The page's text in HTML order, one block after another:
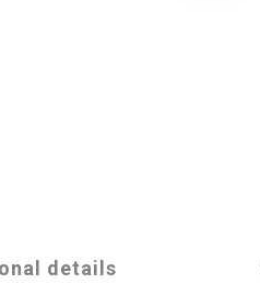
details